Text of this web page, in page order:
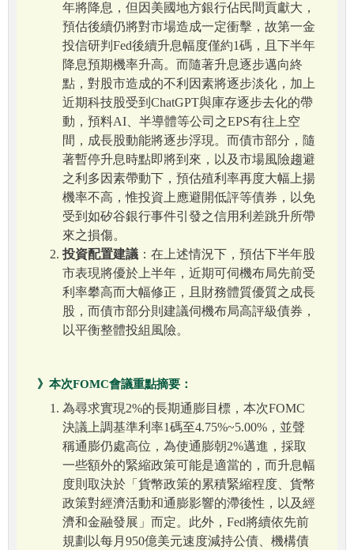
年將降息，但因美國地方銀行佔民間貢獻大，
預估後續仍將對市場造成一定衝擊，故第一金
投信研判Fed後續升息幅度僅約1碼，且下半年
降息預期機率升高。而隨著升息逐步邁向終
點，對股市造成的不利因素將逐步淡化，加上
近期科技股受到ChatGPT與庫存逐步去化的帶
動，預料AI、半導體等公司之EPS有往上空
間，成長股動能將逐步浮現。而債市部分，隨
著暫停升息時點即將到來，以及市場風險趨避
之利多因素帶動下，預估殖利率再度大幅上揚
機率不高，惟投資上應避開低評等債券，以免
受到如矽谷銀行事件引發之信用利差跳升所帶
來之損傷。
投資配置建議 ：在上述情況下，預估下半年股
市表現將優於上半年，近期可伺機布局先前受
利率攀高而大幅修正，且財務體質優質之成長
股，而債市部分則建議伺機布局高評級債券，
以平衡整體投組風險。
》本次FOMC會議重點摘要：
為尋求實現2%的長期通膨目標，本次FOMC
決議上調基準利率1碼至4.75%~5.00%，並聲
稱通膨仍處高位，為使通膨朝2%邁進，採取
一些額外的緊縮政策可能是適當的，而升息幅
度則取決於「貨幣政策的累積緊縮程度、貨幣
政策對經濟活動和通膨影響的滯後性，以及經
濟和金融發展」而定。此外，Fed將續依先前
規劃以每月950億美元速度減持公債、機構債